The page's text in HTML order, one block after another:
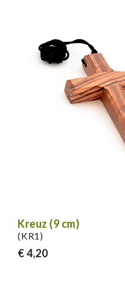
Kreuz (9 cm)
(KR1)
€ 4,20